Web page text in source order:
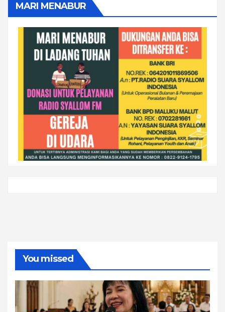
MARI MENABUR
You missed